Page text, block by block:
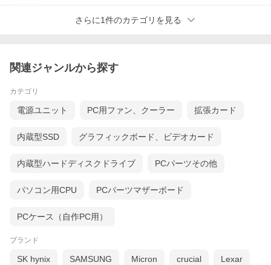
さらに1件のカテゴリを見る
関連ジャンルから探す
カテゴリ
電源ユニット PC用ファン、クーラー 拡張カード
内蔵型SSD グラフィックボード、ビデオカード
内蔵型ハードディスクドライブ PCパーツその他
パソコン用CPU PCパーツマザーボード
PCケース（自作PC用）
ブランド
SK hynix SAMSUNG Micron crucial Lexar